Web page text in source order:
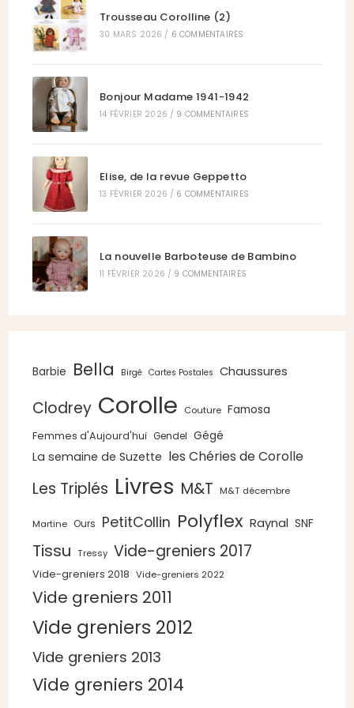
Trousseau Corolline (2)
30 MARS 2026 / 6 COMMENTAIRES
Bonjour Madame 1941-1942
14 FÉVRIER 2026 / 9 COMMENTAIRES
Elise, de la revue Geppetto
13 FÉVRIER 2026 / 6 COMMENTAIRES
La nouvelle Barboteuse de Bambino
11 FÉVRIER 2026 / 9 COMMENTAIRES
Barbie Bella Birgé Cartes Postales Chaussures
Clodrey Corolle Couture Famosa
Femmes d'Aujourd'hui Gendel Gégé
La semaine de Suzette les Chéries de Corolle
Les Triplés Livres M&T M&T décembre
Martine Ours PetitCollin Polyflex Raynal SNF
Tissu Tressy Vide-greniers 2017
Vide-greniers 2018 Vide-greniers 2022
Vide greniers 2011
Vide greniers 2012
Vide greniers 2013
Vide greniers 2014